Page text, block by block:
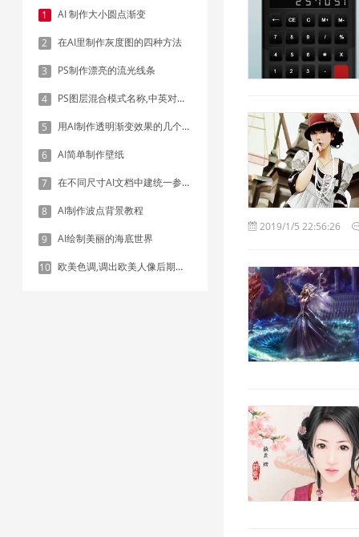
1 AI 制作大小圆点渐变
2 在AI里制作灰度图的四种方法
3 PS制作漂亮的流光线条
4 PS图层混合模式名称,中英对照表
5 用AI制作透明渐变效果的几个方法
6 AI简单制作壁纸
7 在不同尺寸AI文档中建统一参考线 - 方法1：对齐和分布
8 AI制作波点背景教程
9 AI绘制美丽的海底世界
10 欧美色调,调出欧美人像后期色调实例
2019/1/5 22:56:26